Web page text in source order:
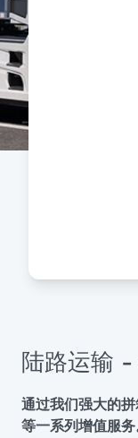
陆路运输
通过我们强大的
等一系列增值服务